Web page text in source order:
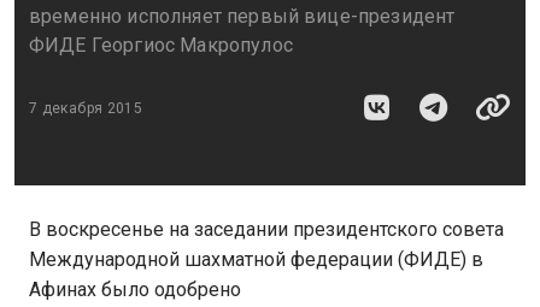
временно исполняет первый вице-президент
ФИДЕ Георгиос Макропулос
7 декабря 2015
В воскресенье на заседании президентского совета
Международной шахматной федерации (ФИДЕ) в
Афинах было одобрено